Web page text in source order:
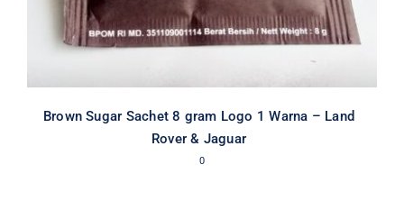
Brown Sugar Sachet 8 gram Logo 1 Warna – Land
Rover & Jaguar
0